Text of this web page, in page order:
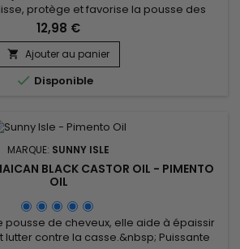
protège et favorise la pousse des
pour une hydratation intense des
et des pointes fourchues, s'utilise aussi
cils et sourcils. Outre sa fonction
(usage externe), l’huile de...
12,98 €
 Ajouter au panier
 Disponible
MARQUE: SUNNY ISLE
BLACK CASTOR OIL - PIMENTO
OIL
pousse de cheveux, elle aide à épaissir
lutter contre la casse.&nbsp; Puissante